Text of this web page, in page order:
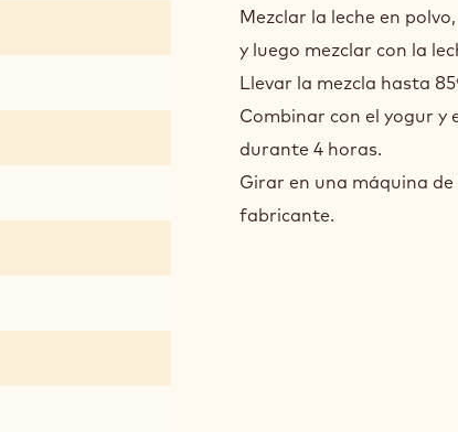
YOGUR
DE
LECHE
DE
CABRA
Mezclar la leche en
y luego mezclar con la
Llevar la mezcla hasta
Combinar con el yogur y
durante 4 horas.
Girar en una máquina
fabricante.